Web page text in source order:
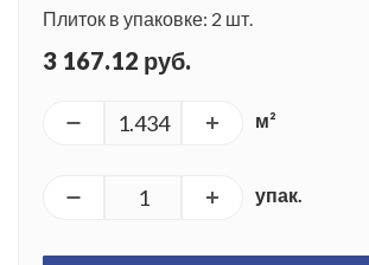
Плиток в упаковке: 2 шт.
3 167.12 руб.
м²
упак.